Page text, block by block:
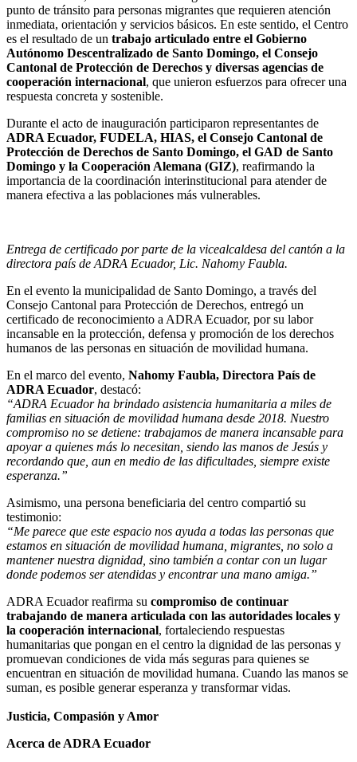
punto de tránsito para personas migrantes que requieren atención
inmediata, orientación y servicios básicos. En este sentido, el Centro
es el resultado de un trabajo articulado entre el Gobierno
Autónomo Descentralizado de Santo Domingo, el Consejo
Cantonal de Protección de Derechos y diversas agencias de
cooperación internacional, que unieron esfuerzos para ofrecer una
respuesta concreta y sostenible.
Durante el acto de inauguración participaron representantes de
ADRA Ecuador, FUDELA, HIAS, el Consejo Cantonal de
Protección de Derechos de Santo Domingo, el GAD de Santo
Domingo y la Cooperación Alemana (GIZ), reafirmando la
importancia de la coordinación interinstitucional para atender de
manera efectiva a las poblaciones más vulnerables.
Entrega de certificado por parte de la vicealcaldesa del cantón a la
directora país de ADRA Ecuador, Lic. Nahomy Faubla.
En el evento la municipalidad de Santo Domingo, a través del
Consejo Cantonal para Protección de Derechos, entregó un
certificado de reconocimiento a ADRA Ecuador, por su labor
incansable en la protección, defensa y promoción de los derechos
humanos de las personas en situación de movilidad humana.
En el marco del evento, Nahomy Faubla, Directora País de
ADRA Ecuador, destacó:
“ADRA Ecuador ha brindado asistencia humanitaria a miles de
familias en situación de movilidad humana desde 2018. Nuestro
compromiso no se detiene: trabajamos de manera incansable para
apoyar a quienes más lo necesitan, siendo las manos de Jesús y
recordando que, aun en medio de las dificultades, siempre existe
esperanza.”
Asimismo, una persona beneficiaria del centro compartió su
testimonio:
“Me parece que este espacio nos ayuda a todas las personas que
estamos en situación de movilidad humana, migrantes, no solo a
mantener nuestra dignidad, sino también a contar con un lugar
donde podemos ser atendidas y encontrar una mano amiga.”
ADRA Ecuador reafirma su compromiso de continuar
trabajando de manera articulada con las autoridades locales y
la cooperación internacional, fortaleciendo respuestas
humanitarias que pongan en el centro la dignidad de las personas y
promuevan condiciones de vida más seguras para quienes se
encuentran en situación de movilidad humana. Cuando las manos se
suman, es posible generar esperanza y transformar vidas.
Justicia, Compasión y Amor
Acerca de ADRA Ecuador